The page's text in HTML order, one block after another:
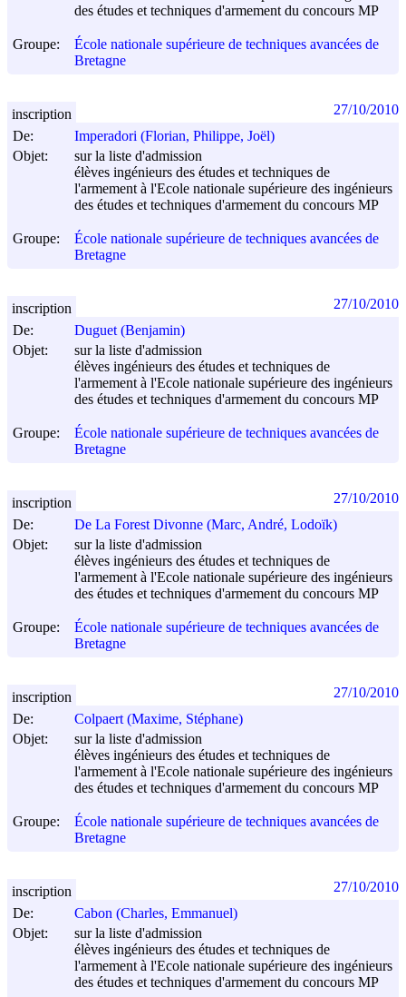
des études et techniques d'armement du concours MP
Groupe:
École nationale supérieure de techniques avancées de
Bretagne
De:
Imperadori (Florian, Philippe, Joël)
Objet:
sur la liste d'admission
élèves ingénieurs des études et techniques de
l'armement à l'Ecole nationale supérieure des ingénieurs
des études et techniques d'armement du concours MP
Groupe:
École nationale supérieure de techniques avancées de
Bretagne
inscription 27/10/2010
De:
Duguet (Benjamin)
Objet:
sur la liste d'admission
élèves ingénieurs des études et techniques de
l'armement à l'Ecole nationale supérieure des ingénieurs
des études et techniques d'armement du concours MP
Groupe:
École nationale supérieure de techniques avancées de
Bretagne
inscription 27/10/2010
De:
De La Forest Divonne (Marc, André, Lodoïk)
Objet:
sur la liste d'admission
élèves ingénieurs des études et techniques de
l'armement à l'Ecole nationale supérieure des ingénieurs
des études et techniques d'armement du concours MP
Groupe:
École nationale supérieure de techniques avancées de
Bretagne
inscription 27/10/2010
De:
Colpaert (Maxime, Stéphane)
Objet:
sur la liste d'admission
élèves ingénieurs des études et techniques de
l'armement à l'Ecole nationale supérieure des ingénieurs
des études et techniques d'armement du concours MP
Groupe:
École nationale supérieure de techniques avancées de
Bretagne
inscription 27/10/2010
De:
Cabon (Charles, Emmanuel)
Objet:
sur la liste d'admission
élèves ingénieurs des études et techniques de
l'armement à l'Ecole nationale supérieure des ingénieurs
des études et techniques d'armement du concours MP
inscription 27/10/2010